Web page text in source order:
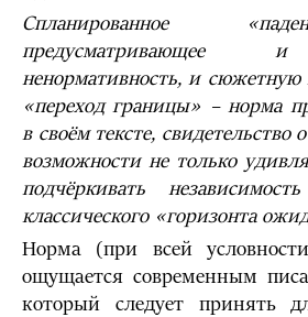
Спланированное
предусматривающее и
ненормативность, и сюжетную
«переход границы» – норма
в своём тексте, свидетельство
возможности не только
подчёркивать
классического «горизонта
Норма (при всей
ощущается современным
который следует принять